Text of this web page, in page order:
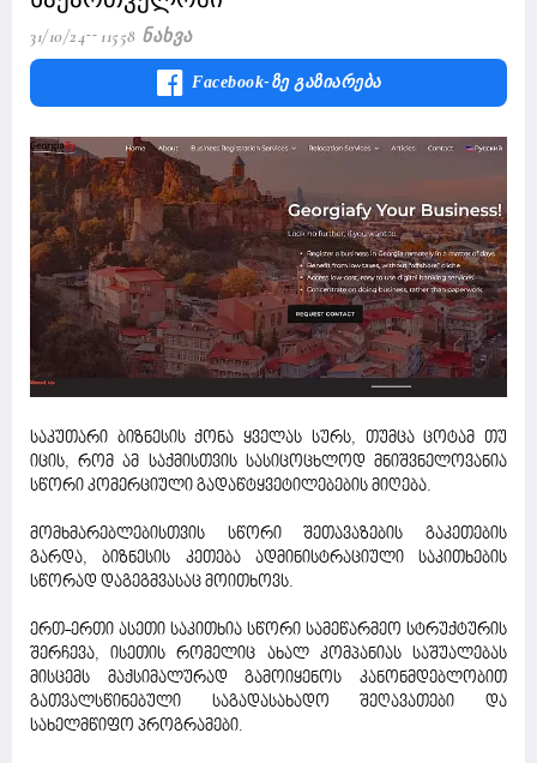
31/10/24 11558 Ნახვა
Facebook-Ზე Გაზიარება
საკუთარი ბიზნესის ქონა ყველას სურს, თუმცა ცოტამ თუ
იცის, რომ ამ საქმისთვის სასიცოცხლოდ მნიშვნელოვანია
სწორი კომერციული გადაწტყვეტილებების მიღება.
მომხმარებლებისთვის სწორი შეთავაზების გაკეთების
გარდა, ბიზნესის კეთება ადმინისტრაციული საკითხების
სწორად დაგეგმვასაც მოითხოვს.
ერთ-ერთი ასეთი საკითხია სწორი სამეწარმეო სტრუქტურის
შერჩევა, ისეთის რომელიც ახალ კომპანიას საშუალებას
მისცემს მაქსიმალურად გამოიყენოს კანონმდებლობით
გათვალსწინებული საგადასახადო შეღავათები და
სახელმწიფო პროგრამები.